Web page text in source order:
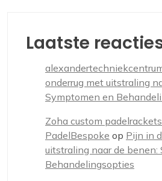
Laatste
onderrug met uitstraling
Symptomen en
Zoha custom
PadelBespoke op Pijn in
uitstraling naar de benen:
Behandelingsopties